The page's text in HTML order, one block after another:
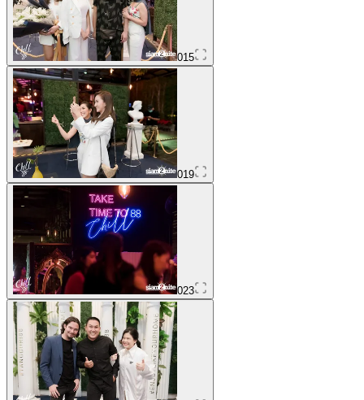
015
019
023